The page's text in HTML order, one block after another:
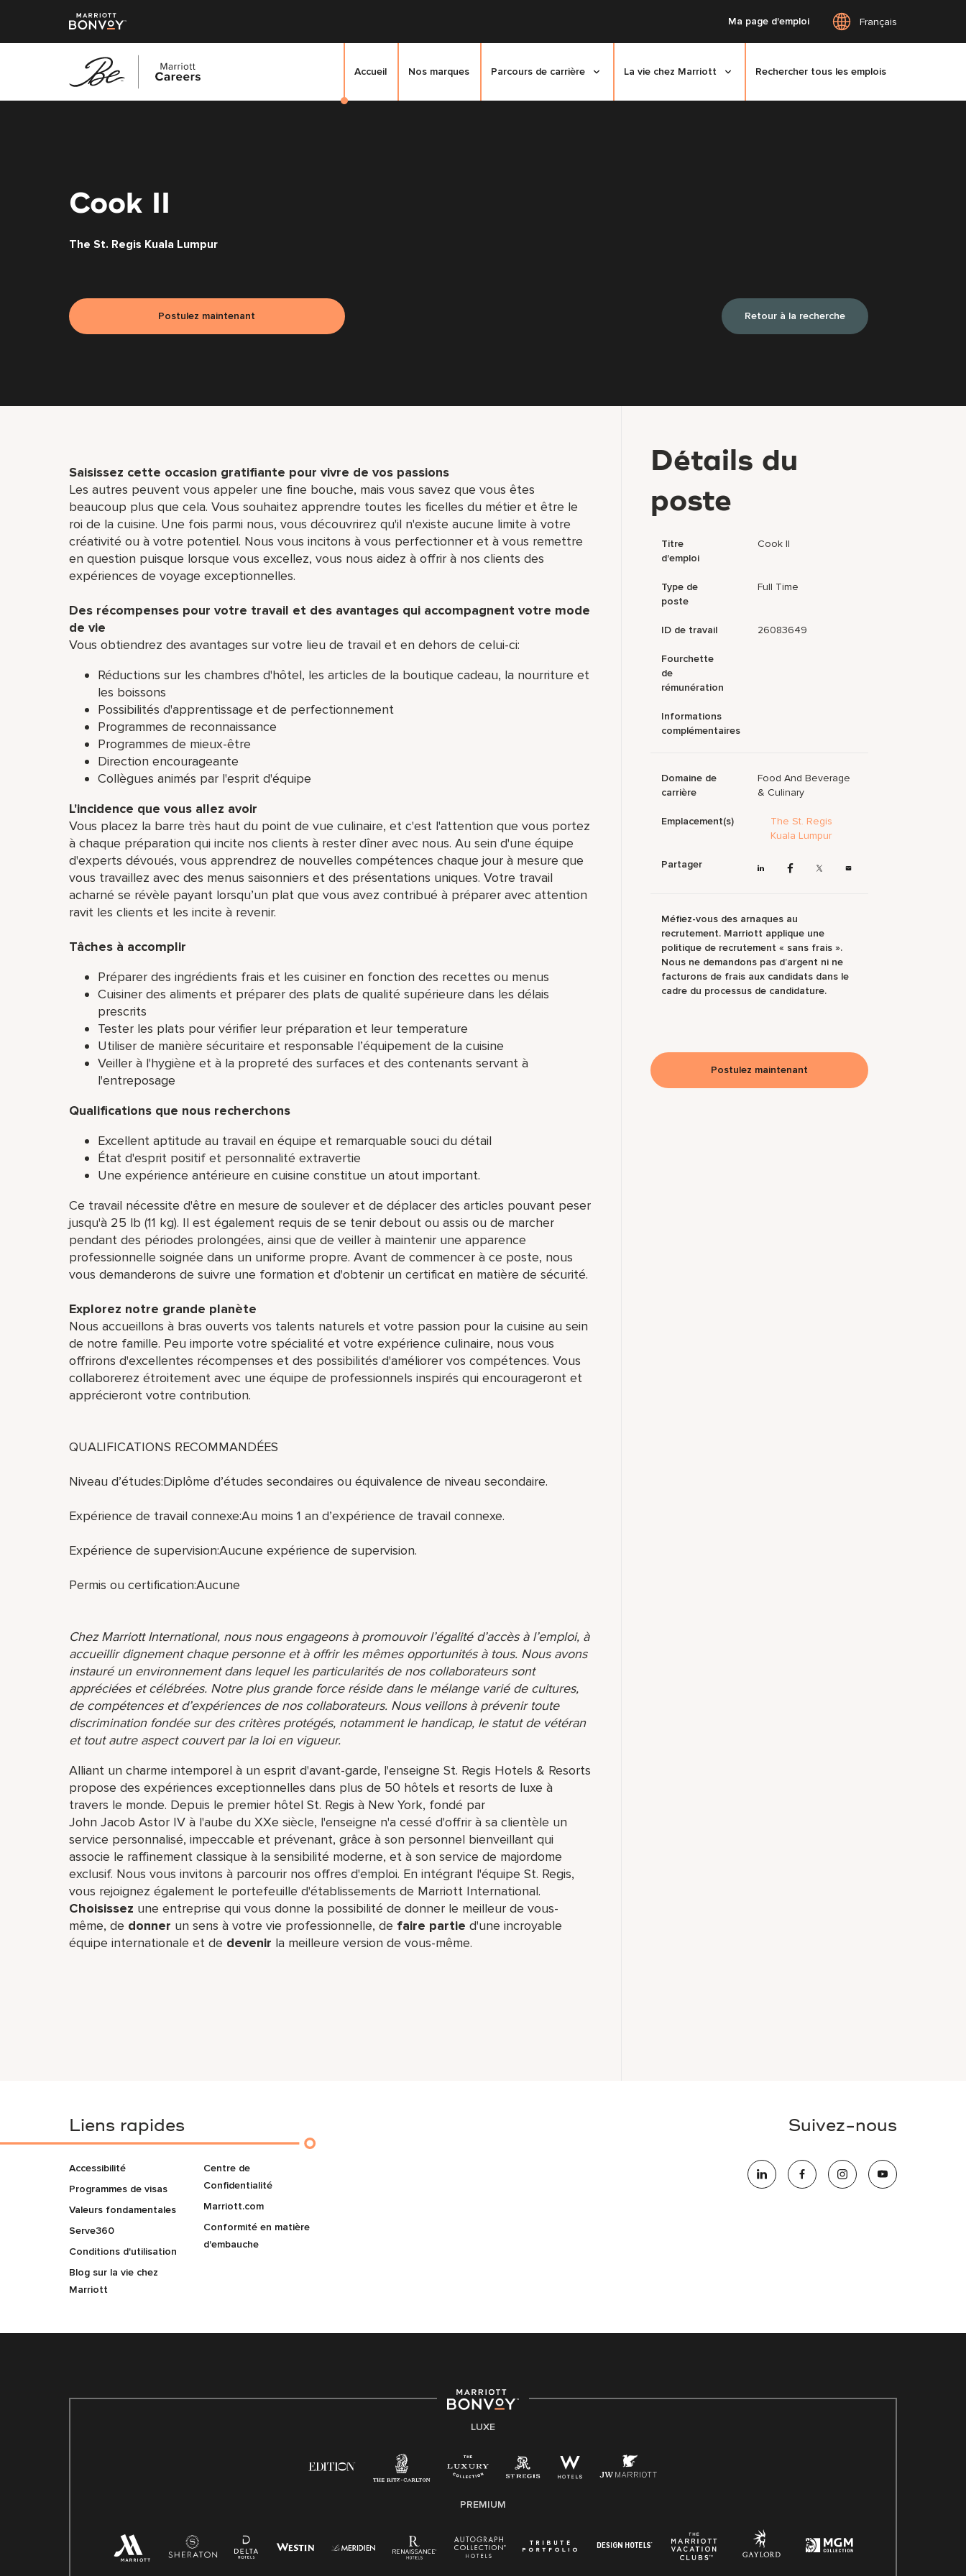
Ma page d'emploi Français
Accueil Nos marques Parcours de carrière La vie chez Marriott Rechercher tous les emplois
Cook II
The St. Regis Kuala Lumpur
Postulez maintenant Retour à la recherche
Saisissez cette occasion gratifiante pour vivre de vos passions
Les autres peuvent vous appeler une fine bouche, mais vous savez que vous êtes
beaucoup plus que cela. Vous souhaitez apprendre toutes les ficelles du métier et être le
roi de la cuisine. Une fois parmi nous, vous découvrirez qu'il n'existe aucune limite à votre
créativité ou à votre potentiel. Nous vous incitons à vous perfectionner et à vous remettre
en question puisque lorsque vous excellez, vous nous aidez à offrir à nos clients des
expériences de voyage exceptionnelles.
Des récompenses pour votre travail et des avantages qui accompagnent votre mode
de vie
Vous obtiendrez des avantages sur votre lieu de travail et en dehors de celui-ci:
Réductions sur les chambres d'hôtel, les articles de la boutique cadeau, la nourriture et
les boissons
Possibilités d'apprentissage et de perfectionnement
Programmes de reconnaissance
Programmes de mieux-être
Direction encourageante
Collègues animés par l'esprit d'équipe
L'incidence que vous allez avoir
Vous placez la barre très haut du point de vue culinaire, et c'est l'attention que vous portez
à chaque préparation qui incite nos clients à rester dîner avec nous. Au sein d'une équipe
d'experts dévoués, vous apprendrez de nouvelles compétences chaque jour à mesure que
vous travaillez avec des menus saisonniers et des présentations uniques. Votre travail
acharné se révèle payant lorsqu’un plat que vous avez contribué à préparer avec attention
ravit les clients et les incite à revenir.
Tâches à accomplir
Préparer des ingrédients frais et les cuisiner en fonction des recettes ou menus
Cuisiner des aliments et préparer des plats de qualité supérieure dans les délais
prescrits
Tester les plats pour vérifier leur préparation et leur temperature
Utiliser de manière sécuritaire et responsable l’équipement de la cuisine
Veiller à l'hygiène et à la propreté des surfaces et des contenants servant à
l'entreposage
Qualifications que nous recherchons
Excellent aptitude au travail en équipe et remarquable souci du détail
État d'esprit positif et personnalité extravertie
Une expérience antérieure en cuisine constitue un atout important.
Ce travail nécessite d'être en mesure de soulever et de déplacer des articles pouvant peser
jusqu'à 25 lb (11 kg). Il est également requis de se tenir debout ou assis ou de marcher
pendant des périodes prolongées, ainsi que de veiller à maintenir une apparence
professionnelle soignée dans un uniforme propre. Avant de commencer à ce poste, nous
vous demanderons de suivre une formation et d'obtenir un certificat en matière de sécurité.
Explorez notre grande planète
Nous accueillons à bras ouverts vos talents naturels et votre passion pour la cuisine au sein
de notre famille. Peu importe votre spécialité et votre expérience culinaire, nous vous
offrirons d'excellentes récompenses et des possibilités d'améliorer vos compétences. Vous
collaborerez étroitement avec une équipe de professionnels inspirés qui encourageront et
apprécieront votre contribution.
QUALIFICATIONS RECOMMANDÉES
Niveau d’études:Diplôme d’études secondaires ou équivalence de niveau secondaire.
Expérience de travail connexe:Au moins 1 an d’expérience de travail connexe.
Expérience de supervision:Aucune expérience de supervision.
Permis ou certification:Aucune
Chez Marriott International, nous nous engageons à promouvoir l’égalité d’accès à l’emploi, à
accueillir dignement chaque personne et à offrir les mêmes opportunités à tous. Nous avons
instauré un environnement dans lequel les particularités de nos collaborateurs sont
appréciées et célébrées. Notre plus grande force réside dans le mélange varié de cultures,
de compétences et d’expériences de nos collaborateurs. Nous veillons à prévenir toute
discrimination fondée sur des critères protégés, notamment le handicap, le statut de vétéran
et tout autre aspect couvert par la loi en vigueur.
Alliant un charme intemporel à un esprit d'avant-garde, l'enseigne St. Regis Hotels & Resorts
propose des expériences exceptionnelles dans plus de 50 hôtels et resorts de luxe à
travers le monde. Depuis le premier hôtel St. Regis à New York, fondé par
John Jacob Astor IV à l'aube du XXe siècle, l'enseigne n'a cessé d'offrir à sa clientèle un
service personnalisé, impeccable et prévenant, grâce à son personnel bienveillant qui
associe le raffinement classique à la sensibilité moderne, et à son service de majordome
exclusif. Nous vous invitons à parcourir nos offres d'emploi. En intégrant l'équipe St. Regis,
vous rejoignez également le portefeuille d'établissements de Marriott International.
Choisissez une entreprise qui vous donne la possibilité de donner le meilleur de vous-
même,​ de donner un sens à votre vie professionnelle, de faire partie d'une incroyable
équipe​ internationale et de devenir la meilleure version de vous-même.
Détails du
poste
Titre
d'emploi
Cook II
Type de
poste
Full Time
ID de travail 26083649
Fourchette
de
rémunération
Informations
complémentaires
Domaine de
carrière
Food And Beverage
& Culinary
Emplacement(s)
The St. Regis
Kuala Lumpur
Partager
Méfiez-vous des arnaques au
recrutement. Marriott applique une
politique de recrutement « sans frais ».
Nous ne demandons pas d’argent ni ne
facturons de frais aux candidats dans le
cadre du processus de candidature.
Postulez maintenant
Liens rapides
Accessibilité
Programmes de visas
Valeurs fondamentales
Serve360
Conditions d'utilisation
Blog sur la vie chez
Marriott
Centre de
Confidentialité
Marriott.com
Conformité en matière
d'embauche
Suivez-nous
LUXE
PREMIUM